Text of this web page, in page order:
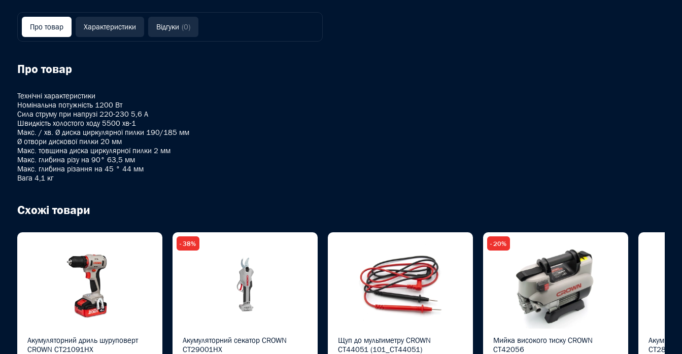
Про товар Характеристики Відгуки (0)
Про товар
Технічні характеристики
Номінальна потужність 1200 Вт
Сила струму при напрузі 220-230 5,6 А
Швидкість холостого ходу 5500 хв-1
Макс. / хв. Ø диска циркулярної пилки 190/185 мм
Ø отвори дискової пилки 20 мм
Макс. товщина диска циркулярної пилки 2 мм
Макс. глибина різу на 90° 63,5 мм
Макс. глибина різання на 45 ° 44 мм
Вага 4,1 кг
Схожі товари
Акумуляторний дриль шуруповерт
CROWN CT21091HX
- 38%
Акумуляторний секатор CROWN
CT29001HX
Щуп до мультиметру CROWN
CT44051 (101_CT44051)
- 20%
Мийка високого тиску CROWN
CT42056